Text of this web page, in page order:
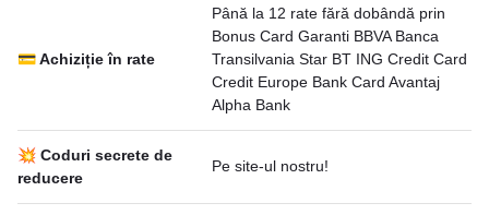
💳 Achiziție în rate
Până la 12 rate fără dobândă prin
Bonus Card Garanti BBVA Banca
Transilvania Star BT ING Credit Card
Credit Europe Bank Card Avantaj
Alpha Bank
💥 Coduri secrete de
reducere
Pe site-ul nostru!